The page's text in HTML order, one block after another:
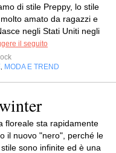
di stile Preppy, lo stile
amato da ragazzi e
negli Stati Uniti negli
il seguito
MODA E TREND
floreale sta rapidamente
il nuovo "nero", perché le
sono infinite ed è una